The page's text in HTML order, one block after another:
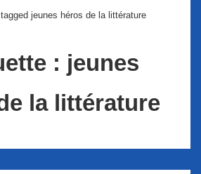
jeunes héros de la littérature
: jeunes
la littérature